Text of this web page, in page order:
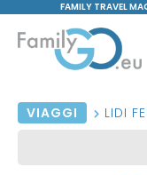
FAMILY TRAVEL
VIAGGI LIDI